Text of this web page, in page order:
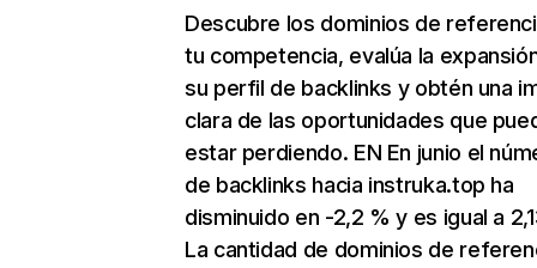
Descubre los dominios de
tu competencia, evalúa la
su perfil de backlinks y obtén una
clara de las oportunidades que
estar perdiendo. EN En junio el
de backlinks hacia instruka.top ha
disminuido en -2,2 % y es igual a
La cantidad de dominios de